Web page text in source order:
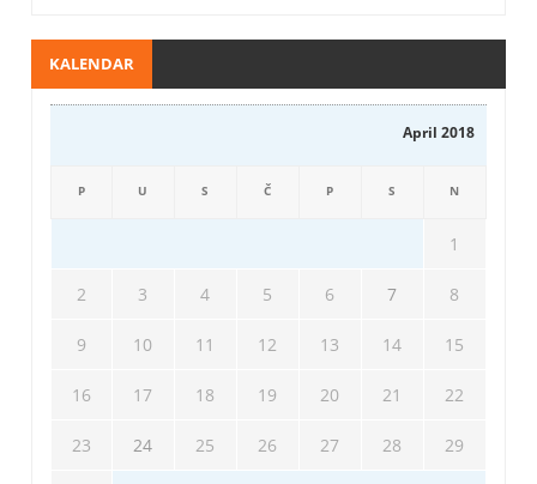
KALENDAR
April 2018
P U S Č P S N
1
2 3 4 5 6 7 8
9 10 11 12 13 14 15
16 17 18 19 20 21 22
23 24 25 26 27 28 29